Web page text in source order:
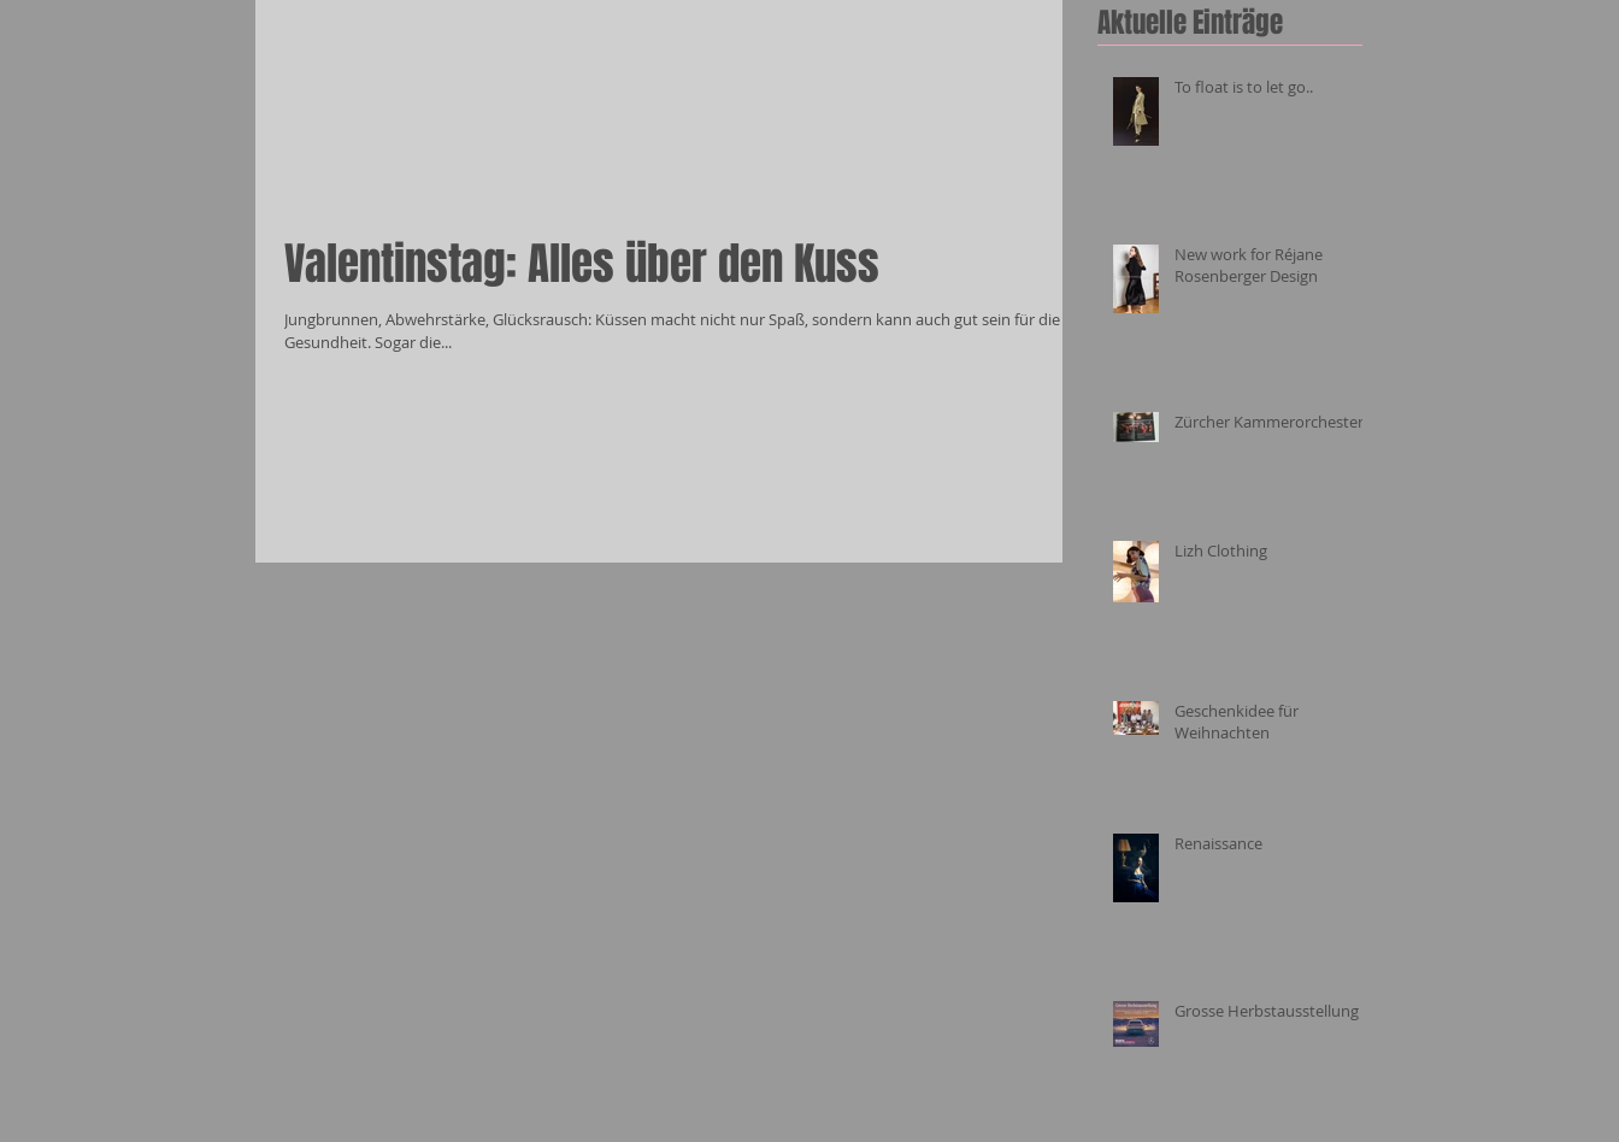
Valentinstag: Alles über den Kuss
Jungbrunnen, Abwehrstärke, Glücksrausch: Küssen macht nicht nur Spaß, sondern kann auch gut sein für die
Gesundheit. Sogar die...
Aktuelle Einträge
To float is to let go..
New work for Réjane
Rosenberger Design
Zürcher Kammerorchester
Lizh Clothing
Geschenkidee für
Weihnachten
Renaissance
Grosse Herbstausstellung